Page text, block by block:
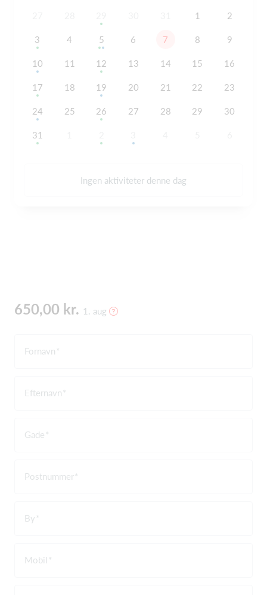
1 2
3 4 5 6 7 8 9
10 11 12 13 14 15 16
17 18 19 20 21 22 23
24 25 26 27 28 29 30
31
Ingen aktiviteter denne dag
650,00 kr. 1. aug
Fornavn
Efternavn
Gade
Postnummer
By
Mobil